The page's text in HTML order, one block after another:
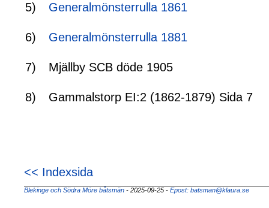
5) Generalmönsterrulla 1861
6) Generalmönsterrulla 1881
7) Mjällby SCB döde 1905
8) Gammalstorp EI:2 (1862-1879) Sida 7
<< Indexsida
Blekinge och Södra Möre båtsmän - 2025-09-25 - Epost: batsman@klaura.se